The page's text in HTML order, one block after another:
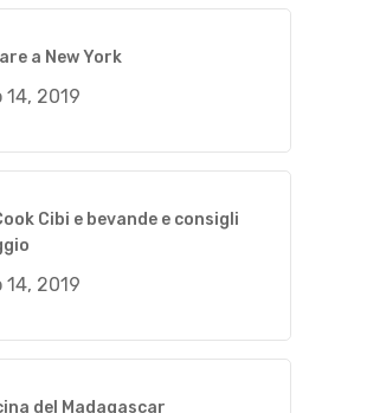
a New York
14, 2019
Cibi e bevande e consigli
14, 2019
del Madagascar